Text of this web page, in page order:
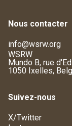
Nous contacter
info@wsrw.org
WSRW
Mundo B, rue
1050 Ixelles,
Suivez-nous
X/Twitter